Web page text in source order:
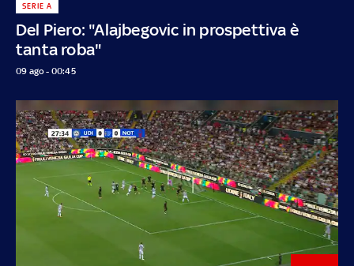
Del Piero: "Alajbegovic in prospettiva è
tanta roba"
SERIE A
09 ago - 00:45